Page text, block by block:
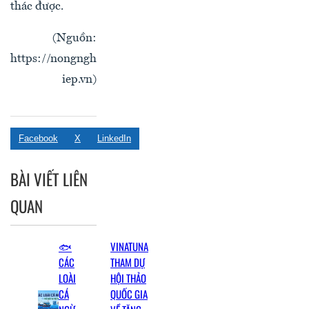
thác được.
(Nguồn:
https://nongngh
iep.vn)
Facebook X LinkedIn
BÀI VIẾT LIÊN
QUAN
🐟
CÁC
LOÀI
CÁ
VINATUNA
THAM DỰ
HỘI THẢO
QUỐC GIA